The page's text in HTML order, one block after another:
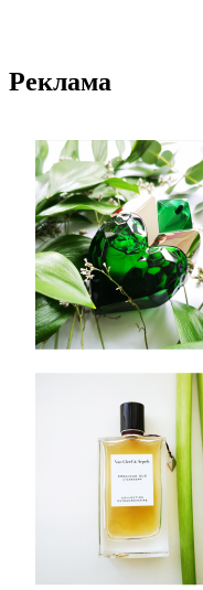
Реклама